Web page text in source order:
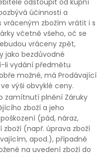
účinnosti a
vráceným zbožím vrátit i s
včetně všeho, oč se
vráceny zpět,
jako bezdůvodné
li vydání předmětu
možné, má Prodávající
výši obvyklé ceny.
zamítnutí plnění Záruky
zboží a jeho
(pád, náraz,
(např. úprava zboží
apod.), případně
na uvedení zboží do